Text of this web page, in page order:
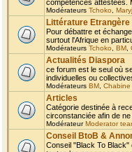
compétences attestées.
Modérateurs Tchoko
Littérature Etrangère
Pour débattre et
surtout l'Afrique en
Modérateurs Tchoko BM
Actualités Diaspora
ce forum est le seul où
individuelles ou
Modérateurs BM Chabine
Articles
Catégorie destinée à
circonstanciée afin de
ModérateurModerator
Conseil BtoB &
Conseil "Black To